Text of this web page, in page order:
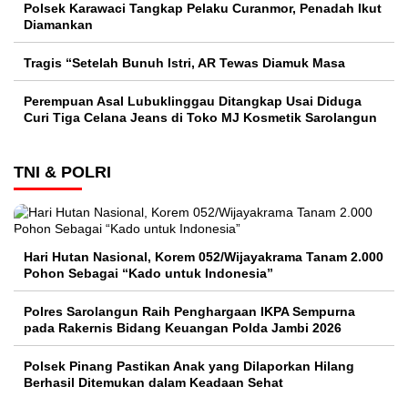
Polsek Karawaci Tangkap Pelaku Curanmor, Penadah Ikut
Diamankan
Tragis “Setelah Bunuh Istri, AR Tewas Diamuk Masa
Perempuan Asal Lubuklinggau Ditangkap Usai Diduga
Curi Tiga Celana Jeans di Toko MJ Kosmetik Sarolangun
TNI & POLRI
Hari Hutan Nasional, Korem 052/Wijayakrama Tanam 2.000
Pohon Sebagai “Kado untuk Indonesia”
Polres Sarolangun Raih Penghargaan IKPA Sempurna
pada Rakernis Bidang Keuangan Polda Jambi 2026
Polsek Pinang Pastikan Anak yang Dilaporkan Hilang
Berhasil Ditemukan dalam Keadaan Sehat